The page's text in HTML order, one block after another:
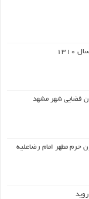
فضایی شهر مشهد
حرم مطهر امام رضاعليه